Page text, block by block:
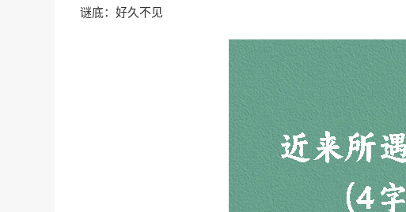
谜底：好久不见